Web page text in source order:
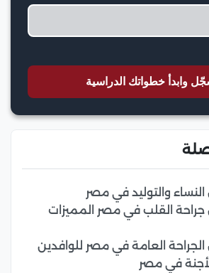
وابدأ خطواتك الدراسية
والتوليد في مصر
القلب في مصر المميزات
العامة في مصر للوافدين
في مصر